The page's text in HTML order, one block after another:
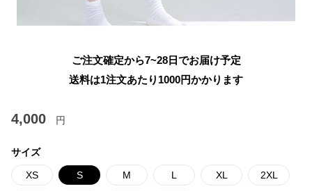
ご注文確定から7~28日でお届け予定
送料は1注文あたり 1000円かかります
4,000 円
サイズ
XS S M L XL 2XL